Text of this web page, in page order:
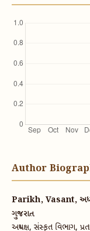
Author
Parikh, Vasant,
ગુજરાત
અધ્યક્ષ, સંસ્કૃત વિભાગ,